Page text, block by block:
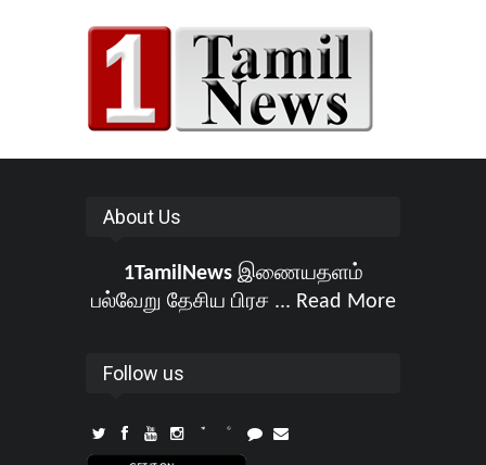
About Us
1TamilNewsஇணையதளம்
பல்வேறு தேசிய பிரச ... Read More
Follow us